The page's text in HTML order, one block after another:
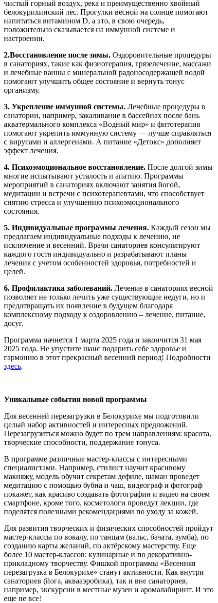
чистый горный воздух, река и преимущественно хвойный
белокурихинский лес. Прогулки весной на солнце помогают
напитаться витамином D, а это, в свою очередь,
положительно сказывается на иммунной системе и
настроении.
2.Восстановление после зимы. Оздоровительные процедуры
в санаториях, такие как физиотерапия, грязелечение, массажи
и лечебные ванны с минеральной радоносодержащей водой
помогают улучшить общее состояние и вернуть тонус
организму.
3. Укрепление иммунной системы. Лечебные процедуры в
санатории, например, закаливание в бассейнах после бань
акватермального комплекса «Водный мир» и фитотерапия
помогают укрепить иммунную систему — лучше справляться
с вирусами и аллергенами. А питание «Детокс» дополняет
эффект лечения.
4. Психоэмоциональное восстановление. После долгой зимы
многие испытывают усталость и апатию. Программы
мероприятий в санаториях включают занятия йогой,
медитации и встречи с психотерапевтами, что способствует
снятию стресса и улучшению психоэмоционального
состояния.
5. Индивидуальные программы лечения. Каждый сезон мы
предлагаем индивидуальные подходы к лечению, не
исключение и весенний. Врачи санаториев консультируют
каждого гостя индивидуально и разрабатывают планы
лечения с учетом особенностей здоровья, потребностей и
целей.
6. Профилактика заболеваний. Лечение в санаториях весной
позволяет не только лечить уже существующие недуги, но и
предотвращать их появление в будущем благодаря
комплексному подходу к оздоровлению – лечение, питание,
досуг.
Программа начнется 1 марта 2025 года и закончится 31 мая
2025 года. Не упустите шанс подарить себе здоровье и
гармонию в этот прекрасный весенний период! Подробности
здесь.
Уникальные события новой программы
Для весенней перезагрузки в Белокурихе мы подготовили
целый набор активностей и интересных предложений.
Перезагрузиться можно будет по трем направлениям: красота,
творческие способности, поддержание тонуса.
В программе различные мастер-классы с интересными
специалистами. Например, стилист научит красивому
макияжу, модель обучит секретам дефиле, шаман проведет
медитацию с помощью бубна и чаш, видеограф и фотограф
покажет, как красиво создавать фотографии и видео на своем
смартфоне, кроме того, косметологи проведут лекции, где
поделятся полезными рекомендациями по уходу за кожей.
Для развития творческих и физических способностей пройдут
мастер-классы по вокалу, по танцам (вальс, бачата, зумба), по
созданию карты желаний, по актёрскому мастерству. Еще
более 10 мастер-классов: кулинарные и по декоративно-
прикладному творчеству. Фишкой программы «Весенняя
перезагрузка в Белокурихе» станут активности. Как внутри
санаториев (йога, аквааэробика), так и вне санаториев,
например, экскурсии в местные музеи и аромалабиринт. И это
еще не все!